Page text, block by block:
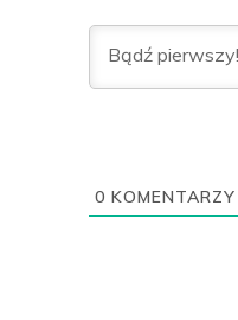
0 KOMENTARZY